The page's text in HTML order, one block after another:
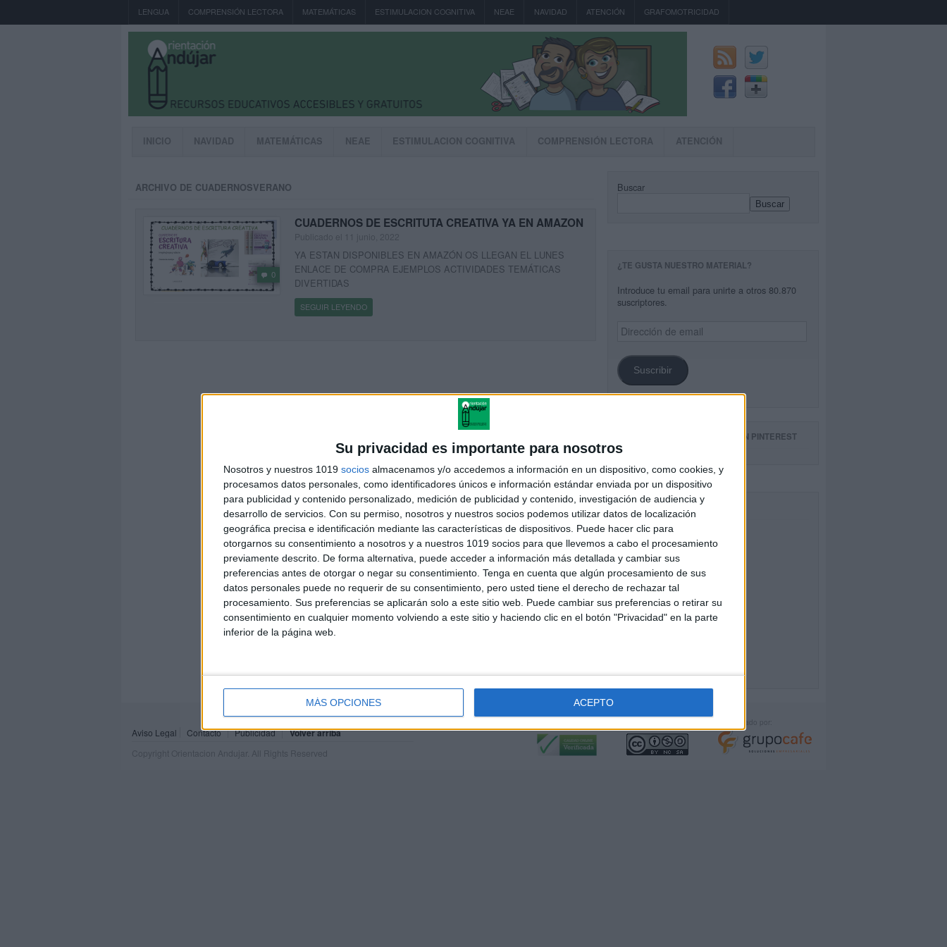
Su privacidad es importante para nosotros
Nosotros y nuestros 1019 socios almacenamos y/o accedemos a información en un dispositivo, como cookies, y
procesamos datos personales, como identificadores únicos e información estándar enviada por un dispositivo
para publicidad y contenido personalizado, medición de publicidad y contenido, investigación de audiencia y
desarrollo de servicios. Con su permiso, nosotros y nuestros socios podemos utilizar datos de localización
geográfica precisa e identificación mediante las características de dispositivos. Puede hacer clic para
otorgarnos su consentimiento a nosotros y a nuestros 1019 socios para que llevemos a cabo el procesamiento
previamente descrito. De forma alternativa, puede acceder a información más detallada y cambiar sus
preferencias antes de otorgar o negar su consentimiento. Tenga en cuenta que algún procesamiento de sus
datos personales puede no requerir de su consentimiento, pero usted tiene el derecho de rechazar tal
procesamiento. Sus preferencias se aplicarán solo a este sitio web. Puede cambiar sus preferencias o retirar su
consentimiento en cualquier momento volviendo a este sitio y haciendo clic en el botón "Privacidad" en la parte
inferior de la página web.
MÁS OPCIONES ACEPTO
LENGUA COMPRENSIÓN LECTORA MATEMÁTICAS ESTIMULACION COGNITIVA NEAE NAVIDAD ATENCIÓN GRAFOMOTRICIDAD
INICIO NAVIDAD MATEMÁTICAS NEAE ESTIMULACION COGNITIVA COMPRENSIÓN LECTORA ATENCIÓN
ARCHIVO DE CUADERNOSVERANO
0
CUADERNOS DE ESCRITUTA CREATIVA YA EN AMAZON
YA ESTAN DISPONIBLES EN AMAZÓN OS LLEGAN EL LUNES
ENLACE DE COMPRA EJEMPLOS ACTIVIDADES TEMÁTICAS
DIVERTIDAS
SEGUIR LEYENDO
Buscar
Buscar
¿TE GUSTA NUESTRO MATERIAL?
Introduce tu email para unirte a otros 80.870
suscriptores.
Dirección
de
Suscribir
SIGUE NUESTROS TABLEROS EN PINTEREST
Aviso Legal Contacto Publicidad Volver arriba
Copyright Orientacion Andujar. All Rights Reserved